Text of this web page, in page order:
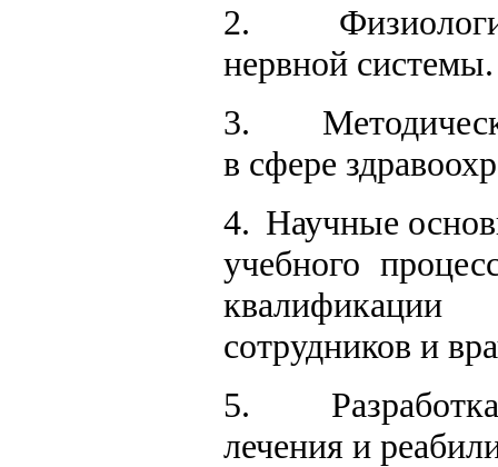
2.
нервной системы.
3.
в сфере
4. Научные
учебного
сотрудни­ков и
5.
лечения и